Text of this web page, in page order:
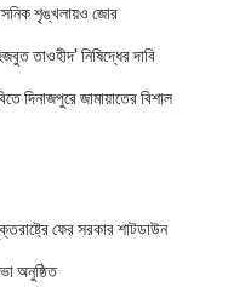
শৃঙ্খলায়ও জোর
তাওহীদ’ নিষিদ্ধের দাবি
দিনাজপুরে জামায়াতের বিশাল
ফের সরকার শাটডাউন
অনুষ্ঠিত